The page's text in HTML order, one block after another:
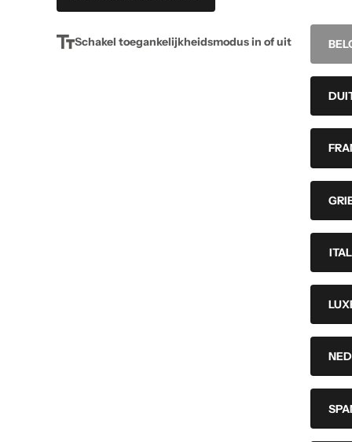
Schakel toegankelijkheidsmodus in of uit